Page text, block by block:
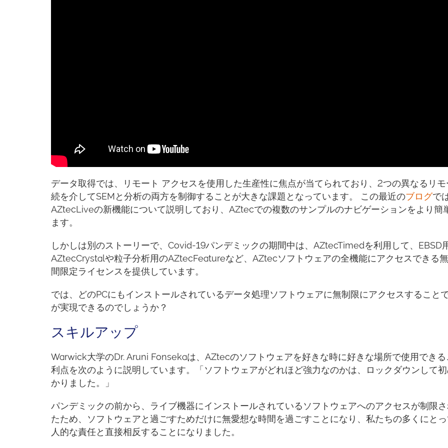
データ取得では、リモート アクセスを使用した生産性に焦点が当てられており、2つの異なるリ
続を介してSEMと分析の両方を制御することが大きな課題となっています。 この最近のブログで
AZtecLiveの新機能について説明しており、AZtecでの複数のサンプルのナビゲーションをより簡
ます。
しかしは別のストーリーで、Covid-19パンデミックの期間中は、AZtecTimedを利用して、EBSD
AZtecCrystalや粒子分析用のAZtecFeatureなど、AZtecソフトウェアの全機能にアクセスできる
間限定ライセンスを提供しています。
では、どのPCにもインストールされているデータ処理ソフトウェアに無制限にアクセスすること
が実現できるのでしょうか？
スキルアップ
Warwick大学のDr. Aruni Fonsekaは、AZtecのソフトウェアを好きな時に好きな場所で使用でき
利点を次のように説明しています。「ソフトウェアがどれほど強力なのかは、ロックダウンして
かりました。」
パンデミックの前から、ライブ機器にインストールされているソフトウェアへのアクセスが制限
たため、ソフトウェアと過ごすためだけに無愛想な時間を過ごすことになり、私たちの多くにと
人的な責任と直接相反することになりました。